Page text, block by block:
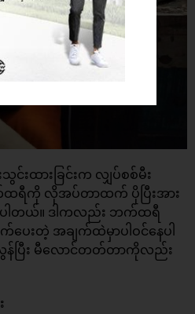
းထားခြင်းက လျှပ်စစ်မီး
ဘက်ထရီကို လိုအပ်တာထက် ပိုပြီးအား
ပါတယ်။ ဒါကလည်း ဘက်ထရီ
းတဲ့ အချက်ထဲမှာပါဝင်နေပါ
ပြီး မီလောင်တတ်တာကိုလည်း